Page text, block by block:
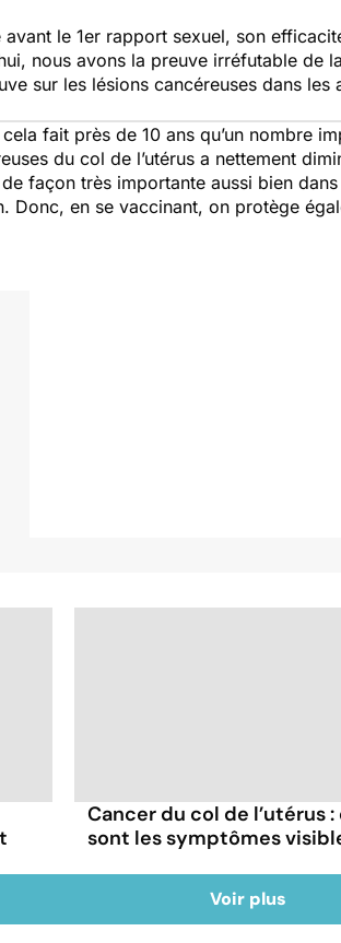
le 1er rapport sexuel, son
nous avons la preuve irréfutable de
sur les lésions cancéreuses dans les
fait près de 10 ans qu’un nombre
du col de l’utérus a nettement
façon très importante aussi bien
Donc, en se vaccinant, on protège
Cancer du col de l’utérus
sont les symptômes
Voir plus